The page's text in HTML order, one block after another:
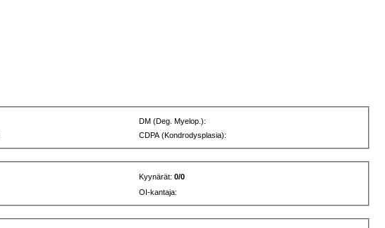
DM (Deg. Myelop.):
CDPA (Kondrodysplasia):
Kyynärät:0/0
OI-kantaja: